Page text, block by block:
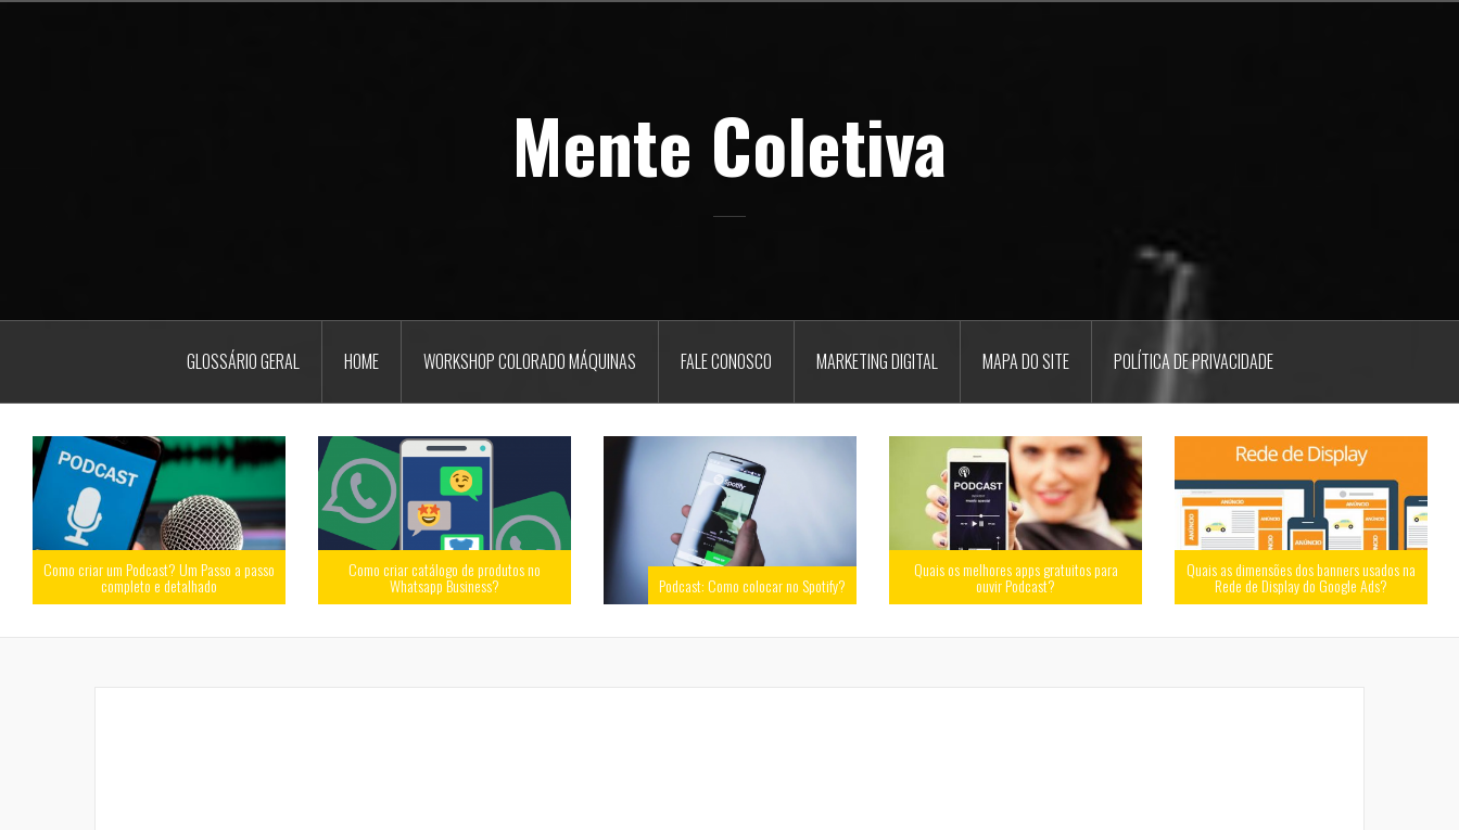
Mente Coletiva
GLOSSÁRIO GERAL HOME WORKSHOP COLORADO MÁQUINAS FALE CONOSCO MARKETING DIGITAL MAPA DO SITE POLÍTICA DE PRIVACIDADE
Como criar um Podcast? Um Passo a passo
completo e detalhado
Como criar catálogo de produtos no
Whatsapp Business? Podcast: Como colocar no Spotify?
Quais os melhores apps gratuitos para
ouvir Podcast?
Quais as dimensões dos banners usados na
Rede de Display do Google Ads?